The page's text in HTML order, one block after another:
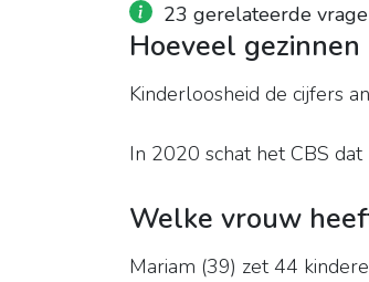
23 gerelateerde
Hoeveel
Kinderloosheid de cijfers
In 2020 schat het CBS dat
Welke vrouw
Mariam (39) zet 44